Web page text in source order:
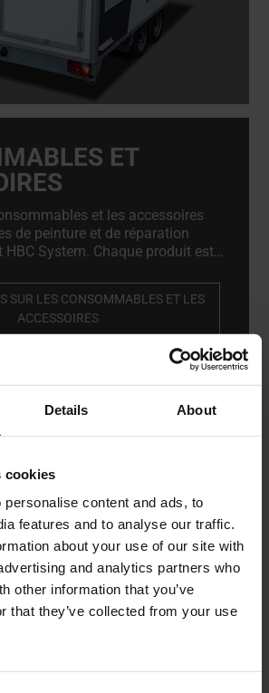
Details About
cookies
content and ads, to
features and to analyse our traffic.
about your use of our site with
and analytics partners who
other information that you’ve
that they’ve collected from your use
ET
et les accessoires
de peinture et de réparation
HBC System. Chaque produit est
en matière de qualité, de
avec nos systèmes.
SUR LES CONSOMMABLES ET LES
ACCESSOIRES